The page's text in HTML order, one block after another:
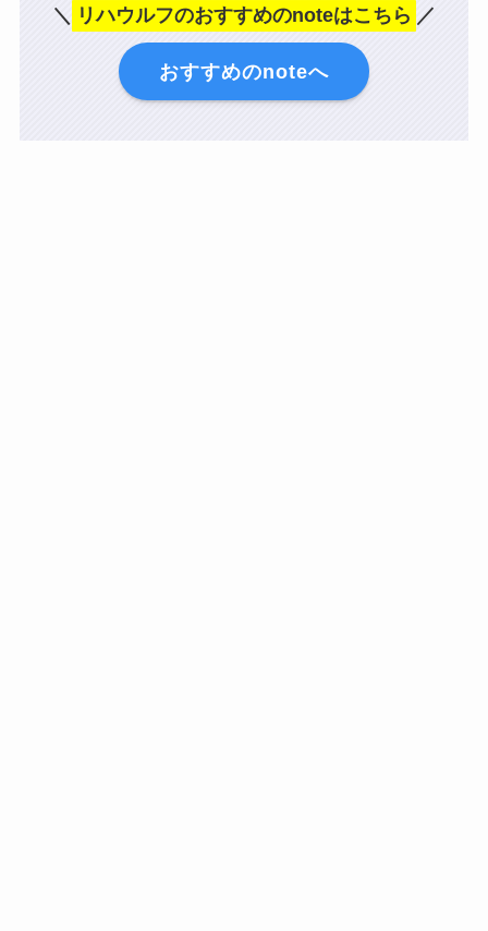
＼ リハウルフのおすすめのnoteはこちら ／
おすすめのnoteへ